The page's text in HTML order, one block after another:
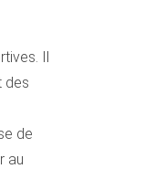
Il
des
de
au